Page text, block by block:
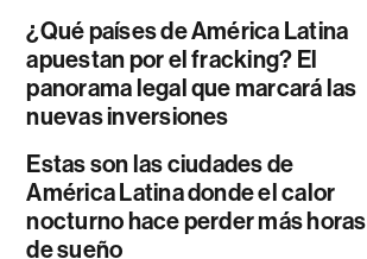
¿Qué países de América Latina
apuestan por el fracking? El
panorama legal que marcará las
nuevas inversiones
Estas son las ciudades de
América Latina donde el calor
nocturno hace perder más horas
de sueño